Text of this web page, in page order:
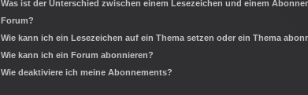
Was ist der Unterschied zwischen einem Lesezeichen und einem
Forum?
Wie kann ich ein Lesezeichen auf ein Thema setzen oder ein Thema
Wie kann ich ein Forum abonnieren?
Wie deaktiviere ich meine Abonnements?